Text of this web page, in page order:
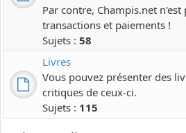
Par contre, Champis.net n'est
transactions et paiements !
Sujets : 58
Livres
Vous pouvez présenter des
critiques de ceux-ci.
Sujets : 115